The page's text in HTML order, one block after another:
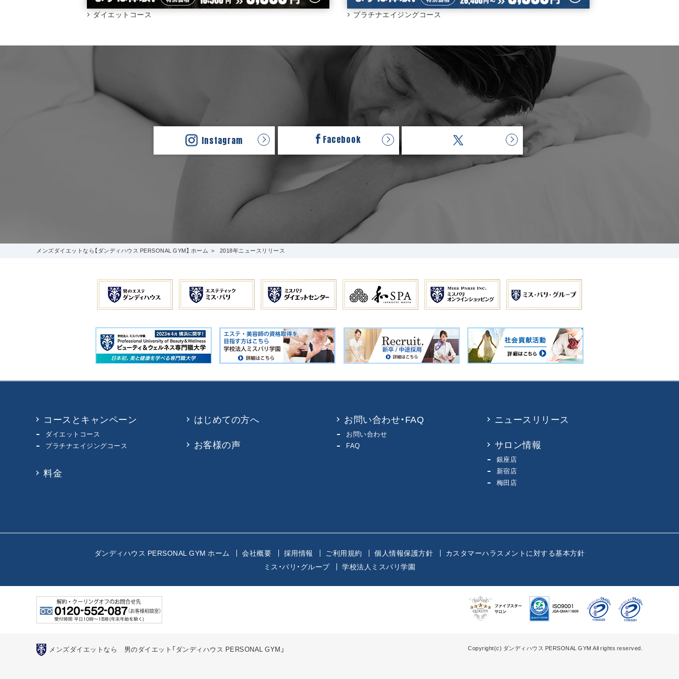
ダイエットコース プラチナエイジングコース
Instagram Facebook
メンズダイエットなら【ダンディハウス PERSONAL GYM】 ホーム 2018年ニュースリリース
コースとキャンペーン
ダイエットコース
プラチナエイジングコース
料金
はじめての方へ
お客様の声
お問い合わせ・FAQ
お問い合わせ
FAQ
ニュースリリース
サロン情報
銀座店
新宿店
梅田店
ダンディハウス PERSONAL GYM ホーム 会社概要 採用情報 ご利用規約 個人情報保護方針
カスタマーハラスメントに対する基本方針
ミス・パリ・グループ
学校法人ミスパリ学園
メンズダイエットなら 男のダイエット「ダンディハウス PERSONAL GYM」 Copyright(c) ダンディハウス PERSONAL GYM All rights reserved.